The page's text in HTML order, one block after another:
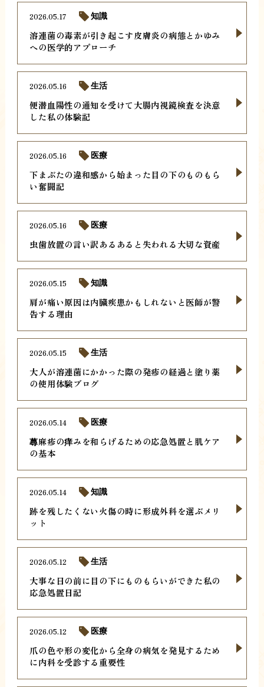
溶連菌の毒素が引き起こす皮膚炎の病態とかゆみ
への医学的アプローチ
2026.05.17 知識
便潜血陽性の通知を受けて大腸内視鏡検査を決意
した私の体験記
2026.05.16 生活
下まぶたの違和感から始まった目の下のものもら
い奮闘記
2026.05.16 医療
虫歯放置の言い訳あるあると失われる大切な資産
2026.05.16 医療
肩が痛い原因は内臓疾患かもしれないと医師が警
告する理由
2026.05.15 知識
大人が溶連菌にかかった際の発疹の経過と塗り薬
の使用体験ブログ
2026.05.15 生活
蕁麻疹の痒みを和らげるための応急処置と肌ケア
の基本
2026.05.14 医療
跡を残したくない火傷の時に形成外科を選ぶメリ
ット
2026.05.14 知識
大事な日の前に目の下にものもらいができた私の
応急処置日記
2026.05.12 生活
爪の色や形の変化から全身の病気を発見するため
に内科を受診する重要性
2026.05.12 医療